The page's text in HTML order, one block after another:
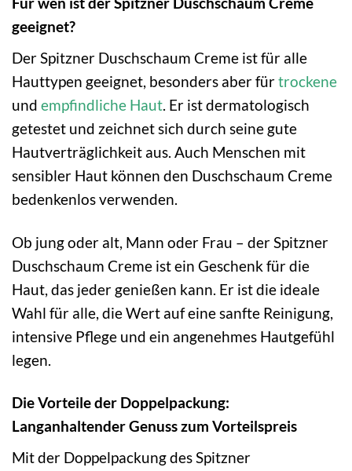
geeignet?
Der Spitzner Duschschaum Creme ist für alle
Hauttypen geeignet, besonders aber fürtrockene
und empfindliche Haut . Er ist dermatologisch
getestet und zeichnet sich durch seine gute
Hautverträglichkeit aus. Auch Menschen mit
sensibler Haut können den Duschschaum Creme
bedenkenlos verwenden.
Ob jung oder alt, Mann oder Frau – der Spitzner
Duschschaum Creme ist ein Geschenk für die
Haut, das jeder genießen kann. Er ist die ideale
Wahl für alle, die Wert auf eine sanfte Reinigung,
intensive Pflege und ein angenehmes Hautgefühl
legen.
Die Vorteile der Doppelpackung:
Langanhaltender Genuss zum Vorteilspreis
Mit der Doppelpackung des Spitzner